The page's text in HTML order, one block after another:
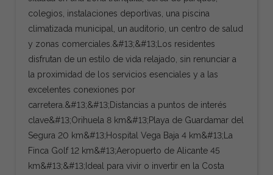
colegios, instalaciones deportivas, una piscina
climatizada municipal, un auditorio, un centro de salud
y zonas comerciales.&#13;&#13;Los residentes
disfrutan de un estilo de vida relajado, sin renunciar a
la proximidad de los servicios esenciales y a las
excelentes conexiones por
carretera.&#13;&#13;Distancias a puntos de interés
clave&#13;Orihuela 8 km&#13;Playa de Guardamar del
Segura 20 km&#13;Hospital Vega Baja 4 km&#13;La
Finca Golf 12 km&#13;Aeropuerto de Alicante 45
km&#13;&#13;Ideal para vivir o invertir en la Costa